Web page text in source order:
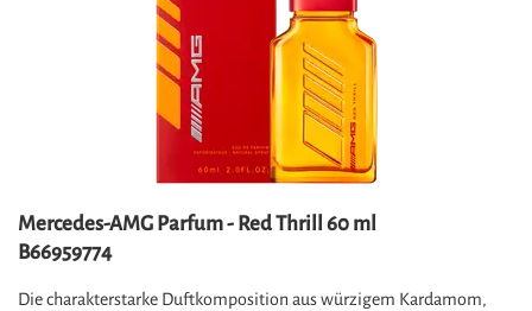
Mercedes-AMG Parfum - Red Thrill 60 ml
B66959774
Die charakterstarke Duftkomposition aus würzigem Kardamom,